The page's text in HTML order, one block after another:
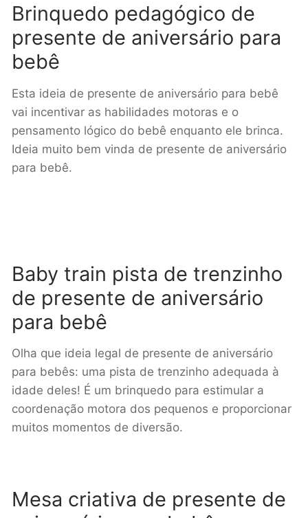
Brinquedo pedagógico de
presente de aniversário para
bebê
Esta ideia de presente de aniversário para bebê
vai incentivar as habilidades motoras e o
pensamento lógico do bebê enquanto ele brinca.
Ideia muito bem vinda de presente de aniversário
para bebê.
Baby train pista de trenzinho
de presente de aniversário
para bebê
Olha que ideia legal de presente de aniversário
para bebês: uma pista de trenzinho adequada à
idade deles! É um brinquedo para estimular a
coordenação motora dos pequenos e proporcionar
muitos momentos de diversão.
Mesa criativa de presente de